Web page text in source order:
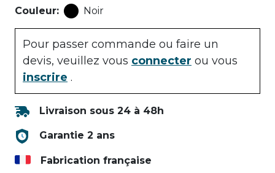
Couleur: Noir
Pour passer commande ou faire un
devis, veuillez vous connecter ou vous
inscrire .
Livraison sous 24 à 48h
Garantie 2 ans
Fabrication française